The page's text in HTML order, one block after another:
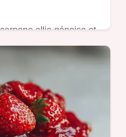
allie génoise et
notre crème
et un calculateur